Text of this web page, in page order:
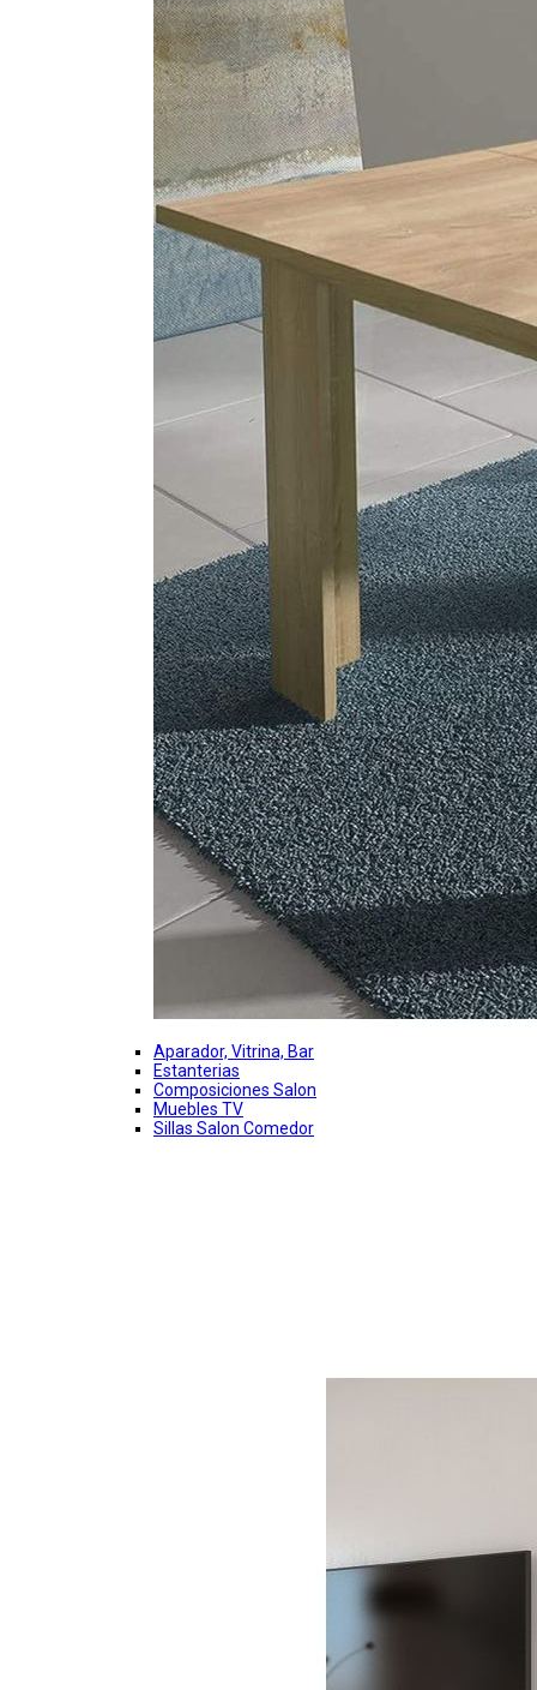
Aparador, Vitrina, Bar
Estanterias
Composiciones Salon
Muebles TV
Sillas Salon Comedor